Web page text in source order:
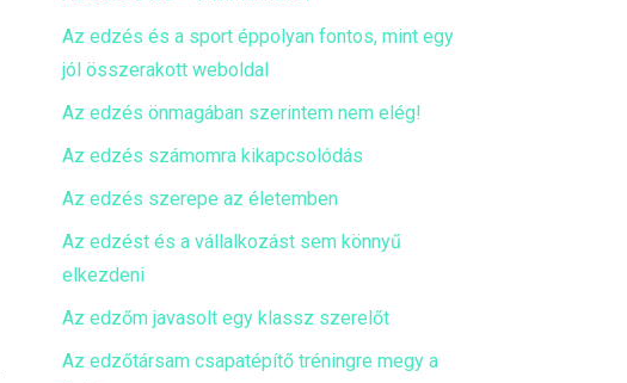
Az edzés és a sport éppolyan fontos, mint egy
jól összerakott weboldal
Az edzés önmagában szerintem nem elég!
Az edzés számomra kikapcsolódás
Az edzés szerepe az életemben
Az edzést és a vállalkozást sem könnyű
elkezdeni
Az edzőm javasolt egy klassz szerelőt
Az edzőtársam csapatépítő tréningre megy a